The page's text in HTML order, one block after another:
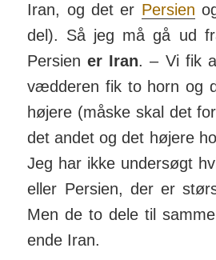
Iran, og det er Persien
del). Så jeg må gå ud
Per­siener Iran. – Vi fik
væd­deren fik to horn og
højere (måske skal det
det andet og det højere
Jeg har ikke under­søgt
eller Per­sien, der er
Men de to dele til
ende Iran.